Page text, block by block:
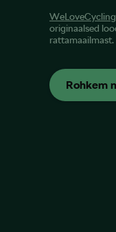
originaalsed
rattamaailmast.
Rohkem